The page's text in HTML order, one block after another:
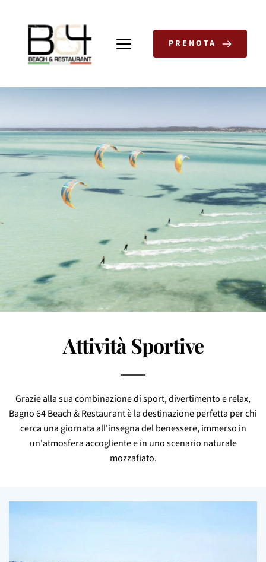
PRENOTA
Attività Sportive
Grazie alla sua combinazione di sport, divertimento e relax,
Bagno 64 Beach & Restaurant è la destinazione perfetta per chi
cerca una giornata all'insegna del benessere, immerso in
un'atmosfera accogliente e in uno scenario naturale
mozzafiato.